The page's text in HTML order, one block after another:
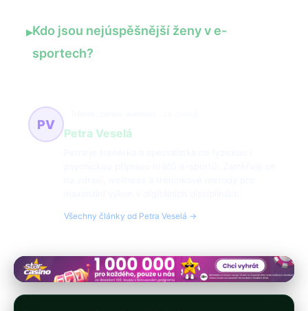
▸Kdo jsou nejúspěšnější ženy v e-
sportech?
PV
Petra Veselá
Všechny články od Petra Veselá →